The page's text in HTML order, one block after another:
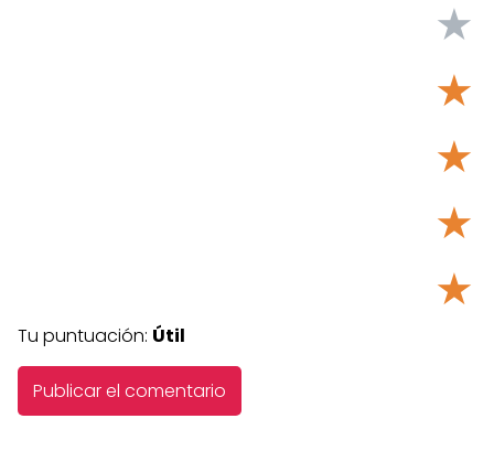
★
★
★
★
★
Tu puntuación: Útil